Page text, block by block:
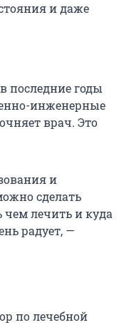
и даже
последние годы
инженерные
врач. Это
и
сделать
лечить и куда
радует, —
по лечебной